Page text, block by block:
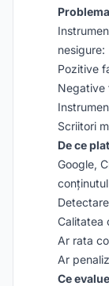
nesigure:
Pozitive
Negative
Scriitori
De ce
Google,
Calitatea
Ar rata
Ar
Ce